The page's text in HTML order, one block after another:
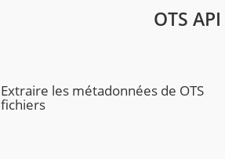
OTS
Extraire les métadonnées de OTS
fichiers